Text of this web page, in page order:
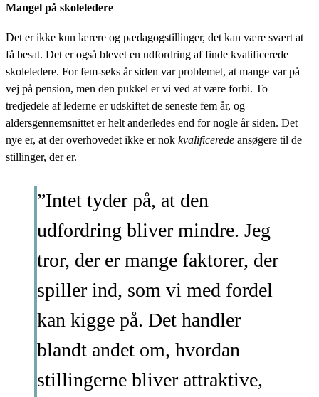
Mangel på skoleledere
Det er ikke kun lærere og pædagogstillinger, det kan være svært at
få besat. Det er også blevet en udfordring af finde kvalificerede
skoleledere. For fem-seks år siden var problemet, at mange var på
vej på pension, men den pukkel er vi ved at være forbi. To
tredjedele af lederne er udskiftet de seneste fem år, og
aldersgennemsnittet er helt anderledes end for nogle år siden. Det
nye er, at der overhovedet ikke er nok kvalificerede ansøgere til de
stillinger, der er.
”Intet tyder på, at den
udfordring bliver mindre. Jeg
tror, der er mange faktorer, der
spiller ind, som vi med fordel
kan kigge på. Det handler
blandt andet om, hvordan
stillingerne bliver attraktive,